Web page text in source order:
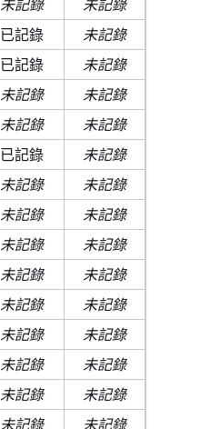
未記錄
未記錄
已記錄
未記錄
已記錄
未記錄
未記錄
未記錄
未記錄
未記錄
已記錄
未記錄
未記錄
未記錄
未記錄
未記錄
未記錄
未記錄
未記錄
未記錄
未記錄
未記錄
未記錄
未記錄
未記錄
未記錄
未記錄
未記錄
未記錄 未記錄